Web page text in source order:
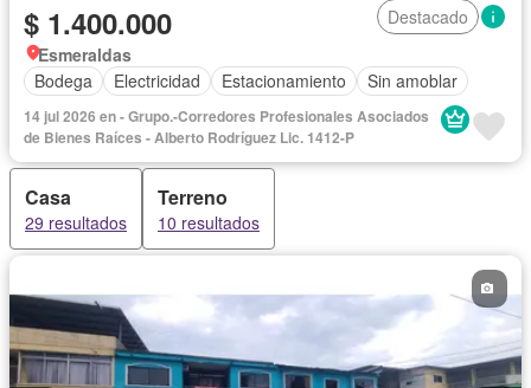
$ 1.400.000
Destacado
Esmeraldas
Bodega
Electricidad Estacionamiento Sin amoblar
14 jul 2026 en - Grupo.-Corredores Profesionales Asociados
de Bienes Raíces - Alberto Rodríguez Lic. 1412-P
Casa
29 resultados
Terreno
10 resultados